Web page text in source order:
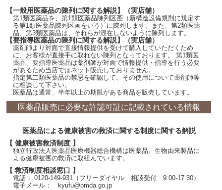
【一般用医薬品の陳列に関する解説】（実店舗）
第1類医薬品を、第1類医薬品陳列区画（新構造設備規則に規定す
る第1類医薬品陳列区画をいう）に陳列します。また、第2類医薬
品、第3類医薬品は、それらが混在しないように陳列します。
【要指導医薬品の陳列に関する解説】（実店舗）
薬剤師より対面で直接情報提供を受けて購入していただくため
に、お客様が直接手に取れない陳列となっております。 第1類医
薬品、要指導医薬品は薬剤師が対面で情報提供・指導を行う必要
があるため当店ではネット販売しておりません。
指定第二類医薬品の禁忌を確認して、その使用について薬剤師等
に相談して下さい。
医薬品は通常、半年以上の期限がある商品を販売しています。
医薬品販売に必要な許認可証に記載されている情報
医薬品による健康被害の救済に関する制度に関する解説
【 健康被害救済制度 】
独立行政法人医薬品医療機器総合機構は医薬品、生物由来製品に
よる健康被害の救済に取組んでいます。
【 救済制度相談窓口 】
電話： 0120-149-931（フリーダイヤル 相談受付 9:00-17:30）
電子メール： kyufu@pmda.go.jp